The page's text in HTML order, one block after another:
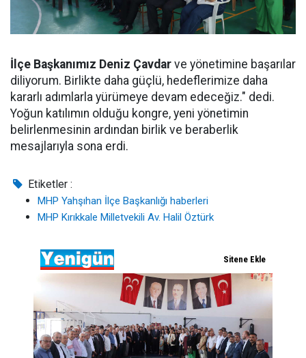
İlçe Başkanımız Deniz Çavdar ve yönetimine başarılar
diliyorum. Birlikte daha güçlü, hedeflerimize daha
kararlı adımlarla yürümeye devam edeceğiz." dedi.
Yoğun katılımın olduğu kongre, yeni yönetimin
belirlenmesinin ardından birlik ve beraberlik
mesajlarıyla sona erdi.
Etiketler :
MHP Yahşıhan İlçe Başkanlığı haberleri
MHP Kırıkkale Milletvekili Av. Halil Öztürk